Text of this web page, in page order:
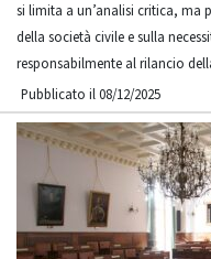
si limita a un’analisi critica, ma
della società civile e sulla
responsabilmente al rilancio
Pubblicato il 08/12/2025